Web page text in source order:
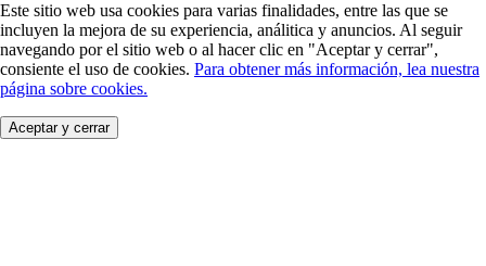
Este sitio web usa cookies para varias finalidades, entre las que se
incluyen la mejora de su experiencia, análitica y anuncios. Al seguir
navegando por el sitio web o al hacer clic en "Aceptar y cerrar",
consiente el uso de cookies. Para obtener más información, lea nuestra
página sobre cookies.
Aceptar y cerrar